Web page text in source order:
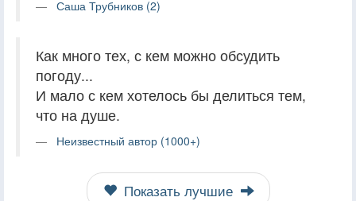
Саша Трубников (2)
Как много тех, с кем можно обсудить
погоду...
И мало с кем хотелось бы делиться тем,
что на душе.
Неизвестный автор (1000+)
Показать лучшие